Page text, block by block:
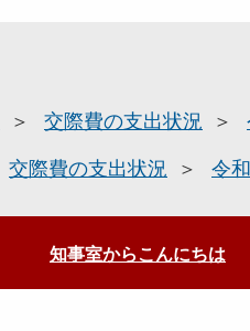
交際費の支出状況
交際費の支出状況 令
知事室からこんにちは